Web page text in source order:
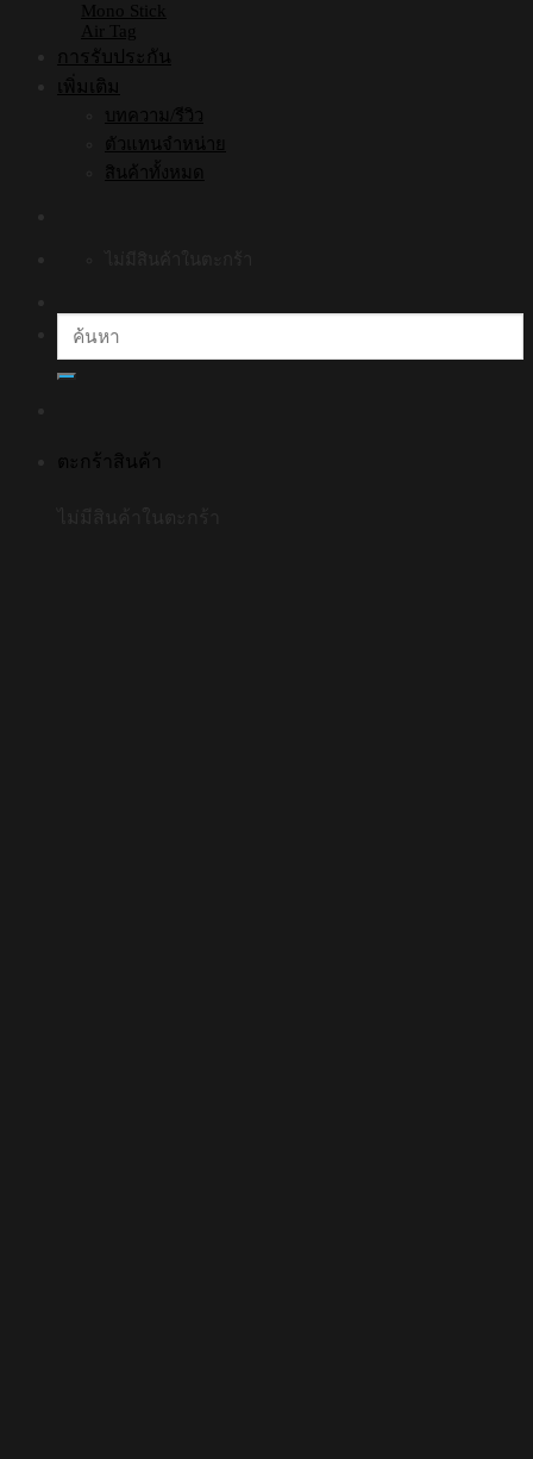
Mono Stick
Air Tag
การรับประกัน
เพิ่มเติม
บทความ/รีวิว
ตัวแทนจำหน่าย
สินค้าทั้งหมด
ค้นหา:
ตะกร้าสินค้า